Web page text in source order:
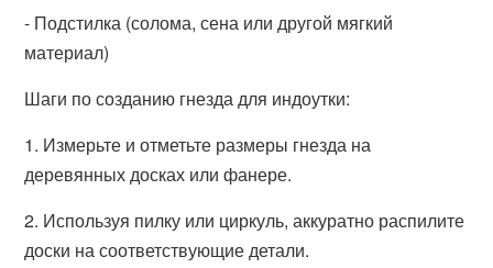
- Подстилка (солома, сена или другой мягкий
материал)
Шаги по созданию гнезда для индоутки:
1. Измерьте и отметьте размеры гнезда на
деревянных досках или фанере.
2. Используя пилку или циркуль, аккуратно распилите
доски на соответствующие детали.